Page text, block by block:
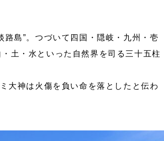
路島”。つづいて四国・隠岐・九州・壱
土・水といった自然界を司る三十五柱
大神は火傷を負い命を落としたと伝わ